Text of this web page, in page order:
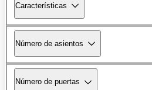
Características
Número de asientos
Número de puertas